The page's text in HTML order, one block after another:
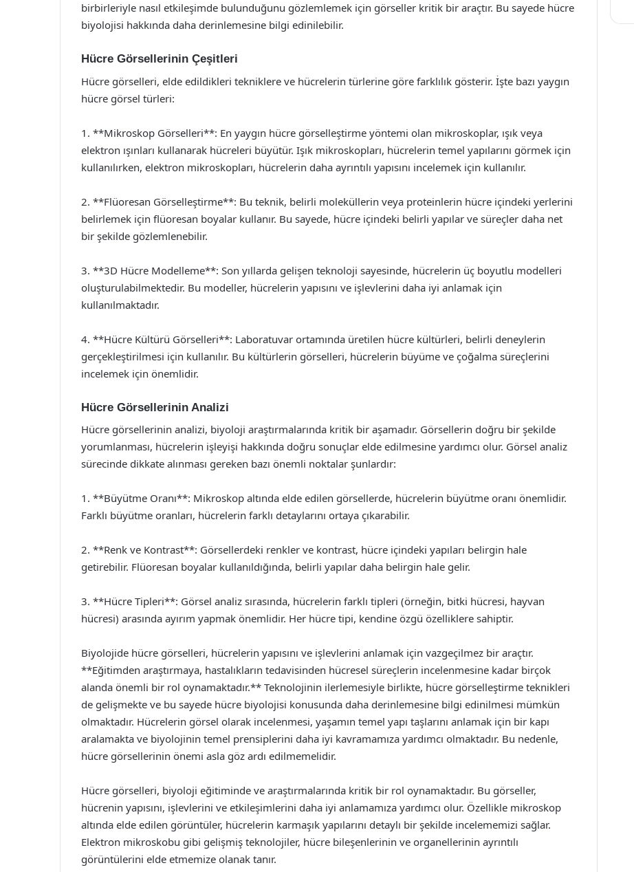
birbirleriyle nasıl etkileşimde bulunduğunu gözlemlemek için görseller kritik bir araçtır. Bu sayede hücre
biyolojisi hakkında daha derinlemesine bilgi edinilebilir.
Hücre Görsellerinin Çeşitleri
Hücre görselleri, elde edildikleri tekniklere ve hücrelerin türlerine göre farklılık gösterir. İşte bazı yaygın
hücre görsel türleri:
1. **Mikroskop Görselleri**: En yaygın hücre görselleştirme yöntemi olan mikroskoplar, ışık veya
elektron ışınları kullanarak hücreleri büyütür. Işık mikroskopları, hücrelerin temel yapılarını görmek için
kullanılırken, elektron mikroskopları, hücrelerin daha ayrıntılı yapısını incelemek için kullanılır.
2. **Flüoresan Görselleştirme**: Bu teknik, belirli moleküllerin veya proteinlerin hücre içindeki yerlerini
belirlemek için flüoresan boyalar kullanır. Bu sayede, hücre içindeki belirli yapılar ve süreçler daha net
bir şekilde gözlemlenebilir.
3. **3D Hücre Modelleme**: Son yıllarda gelişen teknoloji sayesinde, hücrelerin üç boyutlu modelleri
oluşturulabilmektedir. Bu modeller, hücrelerin yapısını ve işlevlerini daha iyi anlamak için
kullanılmaktadır.
4. **Hücre Kültürü Görselleri**: Laboratuvar ortamında üretilen hücre kültürleri, belirli deneylerin
gerçekleştirilmesi için kullanılır. Bu kültürlerin görselleri, hücrelerin büyüme ve çoğalma süreçlerini
incelemek için önemlidir.
Hücre Görsellerinin Analizi
Hücre görsellerinin analizi, biyoloji araştırmalarında kritik bir aşamadır. Görsellerin doğru bir şekilde
yorumlanması, hücrelerin işleyişi hakkında doğru sonuçlar elde edilmesine yardımcı olur. Görsel analiz
sürecinde dikkate alınması gereken bazı önemli noktalar şunlardır:
1. **Büyütme Oranı**: Mikroskop altında elde edilen görsellerde, hücrelerin büyütme oranı önemlidir.
Farklı büyütme oranları, hücrelerin farklı detaylarını ortaya çıkarabilir.
2. **Renk ve Kontrast**: Görsellerdeki renkler ve kontrast, hücre içindeki yapıları belirgin hale
getirebilir. Flüoresan boyalar kullanıldığında, belirli yapılar daha belirgin hale gelir.
3. **Hücre Tipleri**: Görsel analiz sırasında, hücrelerin farklı tipleri (örneğin, bitki hücresi, hayvan
hücresi) arasında ayırım yapmak önemlidir. Her hücre tipi, kendine özgü özelliklere sahiptir.
Biyolojide hücre görselleri, hücrelerin yapısını ve işlevlerini anlamak için vazgeçilmez bir araçtır.
**Eğitimden araştırmaya, hastalıkların tedavisinden hücresel süreçlerin incelenmesine kadar birçok
alanda önemli bir rol oynamaktadır.** Teknolojinin ilerlemesiyle birlikte, hücre görselleştirme teknikleri
de gelişmekte ve bu sayede hücre biyolojisi konusunda daha derinlemesine bilgi edinilmesi mümkün
olmaktadır. Hücrelerin görsel olarak incelenmesi, yaşamın temel yapı taşlarını anlamak için bir kapı
aralamakta ve biyolojinin temel prensiplerini daha iyi kavramamıza yardımcı olmaktadır. Bu nedenle,
hücre görsellerinin önemi asla göz ardı edilmemelidir.
Hücre görselleri, biyoloji eğitiminde ve araştırmalarında kritik bir rol oynamaktadır. Bu görseller,
hücrenin yapısını, işlevlerini ve etkileşimlerini daha iyi anlamamıza yardımcı olur. Özellikle mikroskop
altında elde edilen görüntüler, hücrelerin karmaşık yapılarını detaylı bir şekilde incelememizi sağlar.
Elektron mikroskobu gibi gelişmiş teknolojiler, hücre bileşenlerinin ve organellerinin ayrıntılı
görüntülerini elde etmemize olanak tanır.